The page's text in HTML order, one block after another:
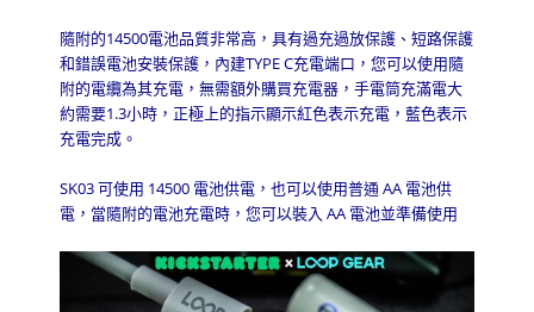
隨附的14500電池品質非常高，具有過充過放保護、短路保護
和錯誤電池安裝保護，內建TYPE C充電端口，您可以使用隨
附的電纜為其充電，無需額外購買充電器，手電筒充滿電大
約需要1.3小時，正極上的指示顯示紅色表示充電，藍色表示
充電完成。
SK03可使用 14500 電池供電，也可以使用普通 AA 電池供
電，當隨附的電池充電時，您可以裝入 AA 電池並準備使用